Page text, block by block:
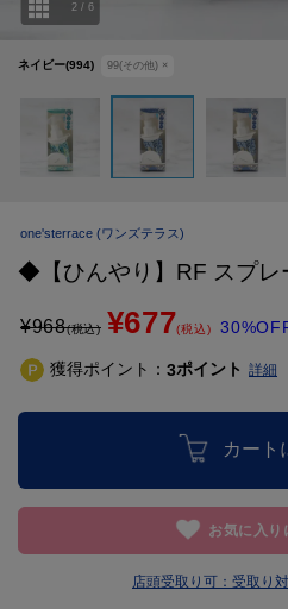
ネイビー(994) 99(その他) ×
2 / 6
one'sterrace (ワンズテラス)
◆【ひんやり】RF スプレ
¥968(税込) ¥677(税込)
獲得ポイント： 3ポイント 詳細
カート
お気に入り
店頭受取り可： 受取り